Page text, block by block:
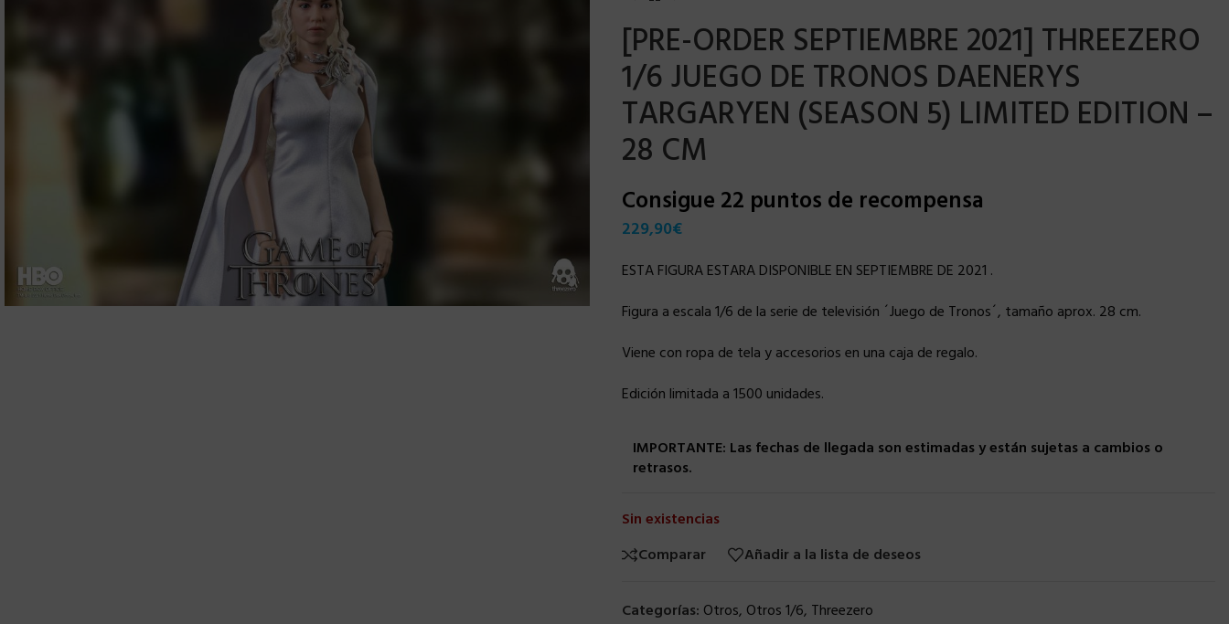
[PRE-ORDER SEPTIEMBRE 2021] THREEZERO
1/6 JUEGO DE TRONOS DAENERYS
TARGARYEN (SEASON 5) LIMITED EDITION –
28 CM
Consigue 22 puntos de recompensa
229,90€
ESTA FIGURA ESTARA DISPONIBLE EN SEPTIEMBRE DE 2021 .
Figura a escala 1/6 de la serie de televisión ´Juego de Tronos´, tamaño aprox. 28 cm.
Viene con ropa de tela y accesorios en una caja de regalo.
Edición limitada a 1500 unidades.
IMPORTANTE: Las fechas de llegada son estimadas y están sujetas a cambios o
retrasos.
Sin existencias
Comparar
Añadir a la lista de deseos
Categorías: Otros, Otros 1/6, Threezero